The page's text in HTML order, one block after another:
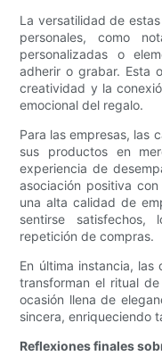
La versatilidad de
personales, como
personalizadas o
adherir o grabar. Esta
creatividad y la
emocional del regalo.
Para las empresas, las
sus productos en
experiencia de
asociación positiva
una alta calidad de
sentirse
repetición de compras.
En última instancia,
transforman el ritual
ocasión llena de
sincera, enriqueciendo
Reflexiones finales